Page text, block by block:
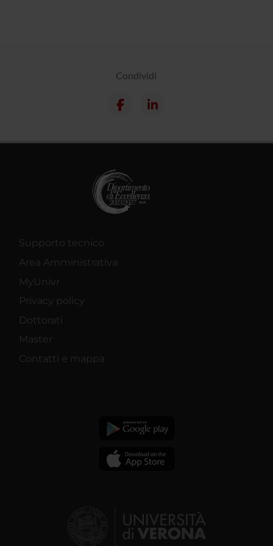
Condividi
Supporto tecnico
Area Amministrativa
MyUnivr
Privacy policy
Dottorati
Master
Contatti e mappa